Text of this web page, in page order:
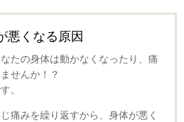
悪くなる原因
たの身体は動かなくなったり、痛
せんか！？
。
痛みを繰り返すから、身体が悪く